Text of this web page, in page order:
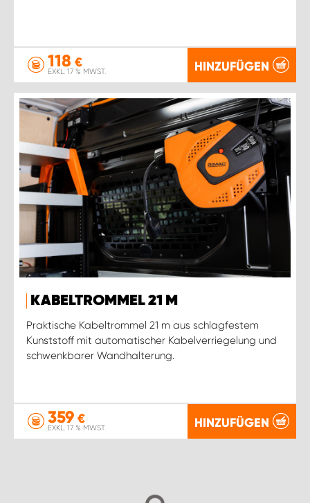
118 €
EXKL. 17 % MWST. HINZUFÜGEN
KABELTROMMEL 21 M
Praktische Kabeltrommel 21 m aus schlagfestem
Kunststoff mit automatischer Kabelverriegelung und
schwenkbarer Wandhalterung.
359 €
EXKL. 17 % MWST. HINZUFÜGEN